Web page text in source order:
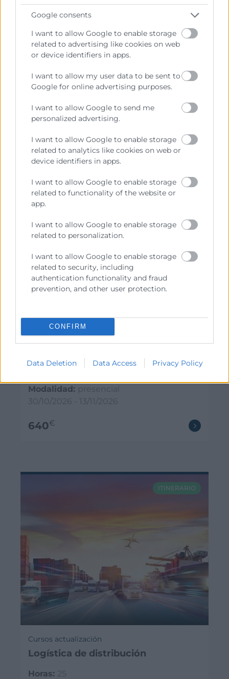
Google consents
I want to allow Google to enable storage
related to advertising like cookies on web
or device identifiers in apps.
I want to allow my user data to be sent to
Google for online advertising purposes.
I want to allow Google to send me
personalized advertising.
I want to allow Google to enable storage
related to analytics like cookies on web or
device identifiers in apps.
I want to allow Google to enable storage
related to functionality of the website or
app.
I want to allow Google to enable storage
related to personalization.
I want to allow Google to enable storage
related to security, including
authentication functionality and fraud
prevention, and other user protection.
CONFIRM
Data Deletion Data Access Privacy Policy
Cursos actualización
Incoterms, transporte y logística
internacional
Modalidad:presencial
30/10/2026 - 27/11/2026
480
ITINERARIO
Cursos actualización
RRHH como socio estratégico:
Integrando Visión, Cultura y Valores
Modalidad: presencial
30/10/2026 - 13/11/2026
640€
ITINERARIO
Cursos actualización
Logística de distribución
Horas: 25